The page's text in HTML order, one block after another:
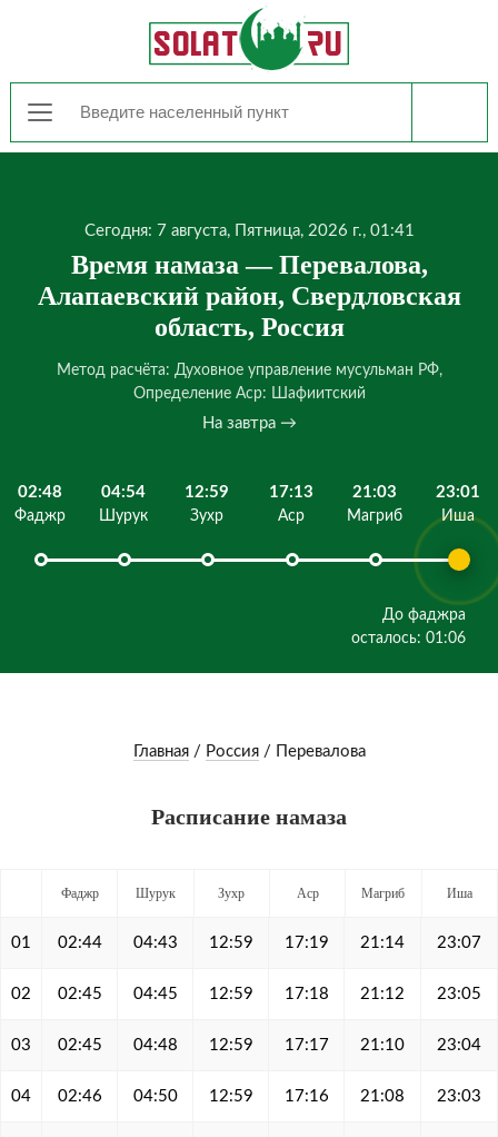
Сегодня: 7 августа, Пятница, 2026 г., 01:41
Время намаза — Перевалова,
Алапаевский район, Свердловская
область, Россия
Метод расчёта: Духовное управление мусульман РФ,
Определение Аср: Шафиитский
На завтра →
02:48
Фаджр
04:54
Шурук
12:59
Зухр
17:13
Аср
21:03
Магриб
23:01
Иша
До фаджра
осталось: 01:06
Главная/ Россия/ Перевалова
Расписание намаза
Фаджр Шурук Зухр Аср Магриб Иша
01 02:44 04:43 12:59 17:19 21:14 23:07
02 02:45 04:45 12:59 17:18 21:12 23:05
03 02:45 04:48 12:59 17:17 21:10 23:04
04 02:46 04:50 12:59 17:16 21:08 23:03